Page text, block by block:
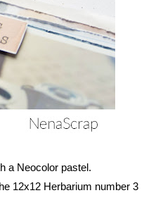
a Neocolor pastel.
12x12 Herbarium number 3